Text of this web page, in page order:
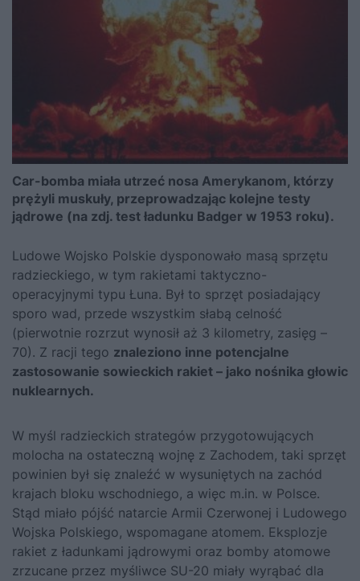
Car-bomba miała utrzeć nosa Amerykanom, którzy
prężyli muskuły, przeprowadzając kolejne testy
jądrowe (na zdj. test ładunku Badger w 1953 roku).
Ludowe Wojsko Polskie dysponowało masą sprzętu
radzieckiego, w tym rakietami taktyczno-
operacyjnymi typu Łuna. Był to sprzęt posiadający
sporo wad, przede wszystkim słabą celność
(pierwotnie rozrzut wynosił aż 3 kilometry, zasięg –
70). Z racji tego znaleziono inne potencjalne
zastosowanie sowieckich rakiet – jako nośnika głowic
nuklearnych.
W myśl radzieckich strategów przygotowujących
molocha na ostateczną wojnę z Zachodem, taki sprzęt
powinien był się znaleźć w wysuniętych na zachód
krajach bloku wschodniego, a więc m.in. w Polsce.
Stąd miało pójść natarcie Armii Czerwonej i Ludowego
Wojska Polskiego, wspomagane atomem. Eksplozje
rakiet z ładunkami jądrowymi oraz bomby atomowe
zrzucane przez myśliwce SU-20 miały wyrąbać dla